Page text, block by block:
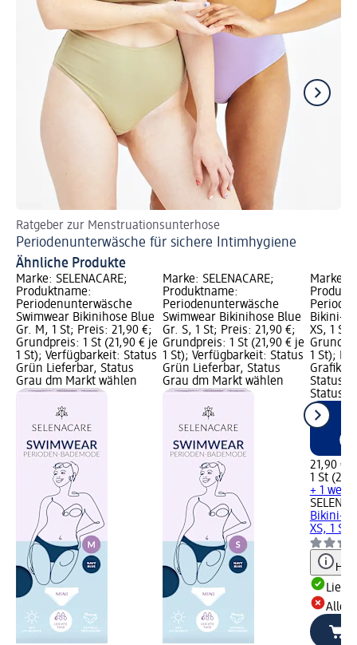
Ratgeber zur Menstruationsunterhose
Periodenunterwäsche für sichere Intimhygiene
Ähnliche Produkte
Marke: SELENACARE;
Produktname:
Periodenunterwäsche
Swimwear Bikinihose Blue
Gr. M, 1 St; Preis: 21,90 €;
Grundpreis: 1 St (21,90 € je
1 St); Verfügbarkeit: Status
Grün Lieferbar, Status
Grau dm Markt wählen
Marke: SELENACARE;
Produktname:
Periodenunterwäsche
Swimwear Bikinihose Blue
Gr. S, 1 St; Preis: 21,90 €;
Grundpreis: 1 St (21,90 € je
1 St); Verfügbarkeit: Status
Grün Lieferbar, Status
Grau dm Markt wählen
Marke:
Bikini-
XS, 1
1 St);
Grafik;
Status
Status
21,90 €
1 St
+ 1
Bikini-
XS, 1 St
Alle